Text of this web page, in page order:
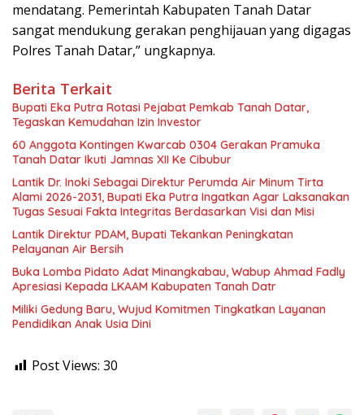
mendatang. Pemerintah Kabupaten Tanah Datar
sangat mendukung gerakan penghijauan yang digagas
Polres Tanah Datar,” ungkapnya.
Berita Terkait
Bupati Eka Putra Rotasi Pejabat Pemkab Tanah Datar,
Tegaskan Kemudahan Izin Investor
60 Anggota Kontingen Kwarcab 0304 Gerakan Pramuka
Tanah Datar Ikuti Jamnas XII Ke Cibubur
Lantik Dr. Inoki Sebagai Direktur Perumda Air Minum Tirta
Alami 2026-2031, Bupati Eka Putra Ingatkan Agar Laksanakan
Tugas Sesuai Fakta Integritas Berdasarkan Visi dan Misi
Lantik Direktur PDAM, Bupati Tekankan Peningkatan
Pelayanan Air Bersih
Buka Lomba Pidato Adat Minangkabau, Wabup Ahmad Fadly
Apresiasi Kepada LKAAM Kabupaten Tanah Datr
Miliki Gedung Baru, Wujud Komitmen Tingkatkan Layanan
Pendidikan Anak Usia Dini
Post Views: 30